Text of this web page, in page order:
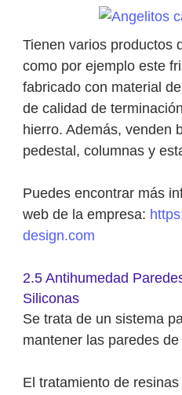
Tienen varios productos
como por ejemplo este
fabricado con material
de calidad de
hierro. Además, venden
pedestal, columnas y
Puedes encontrar más
web de la empresa:
design.com
2.5 Antihumedad
Siliconas
Se trata de un sistema
mantener las paredes
El tratamiento de